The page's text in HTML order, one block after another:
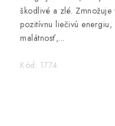
škodlivé a zlé.
pozitívnu liečivú energiu,
malátnosť,...
Kód: 1774